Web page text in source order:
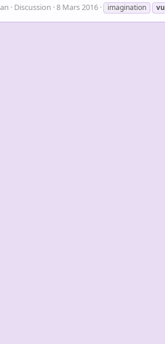
Discussion 8 Mars 2016 imagination